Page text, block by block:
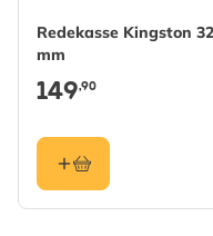
Redekasse Kingston 32
mm
149,90